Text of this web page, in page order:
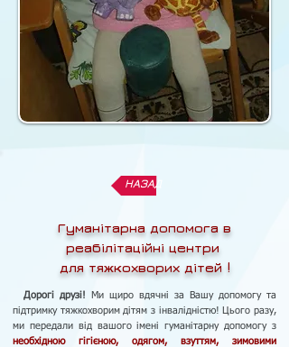
НАЗАД
Гуманітарна допомога в
реабілітаційні центри
для тяжкохворих дітей !
Дорогі друзі!
Ми щиро вдячні за Вашу допомогу та
підтримку тяжкохворим дітям з інвалідністю! Цього разу,
ми передали від вашого імені гуманітарну допомогу з
необхідною гігієною, одягом, взуттям, зимовими